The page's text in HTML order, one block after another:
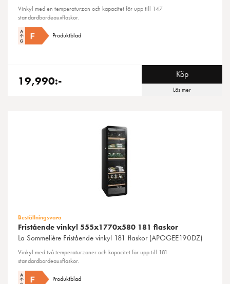
Vinkyl med en temperaturzon och kapacitet för upp till 147
standardbordeauxflaskor.
Produktblad
19,990:- Köp
Läs mer
Beställningsvara
Fristående vinkyl 555x1770x580 181 flaskor
La Sommelière Fristående vinkyl 181 flaskor (APOGEE190DZ)
Vinkyl med två temperaturzoner och kapacitet för upp till 181
standardbordeauxflaskor.
Produktblad